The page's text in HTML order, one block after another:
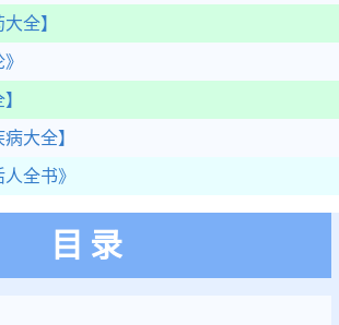
大全】
病大全】
人全书》
目录